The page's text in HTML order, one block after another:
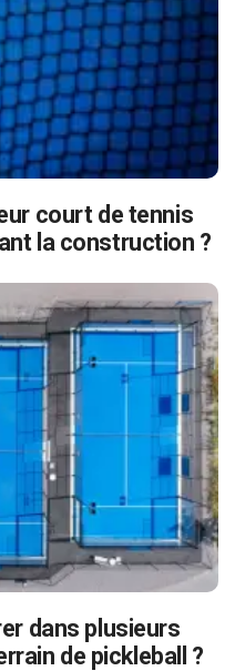
court de tennis
la construction ?
dans plusieurs
de pickleball ?